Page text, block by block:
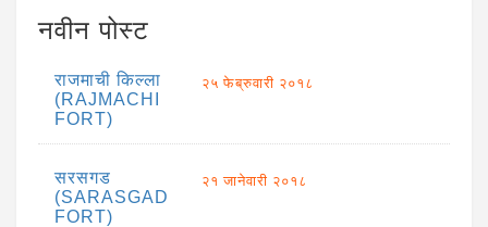
नवीन पोस्ट
राजमाची किल्ला
(RAJMACHI
FORT)
२५ फेब्रुवारी २०१८
सरसगड
(SARASGAD
FORT)
२१ जानेवारी २०१८